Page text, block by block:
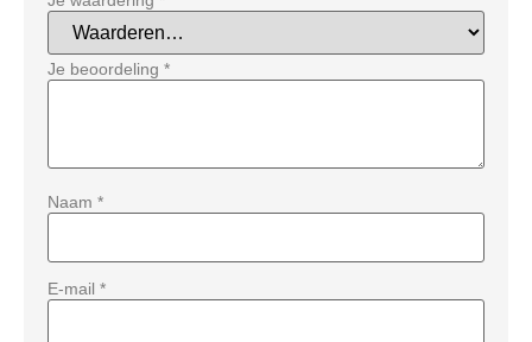
Je beoordeling *
Naam *
E-mail *